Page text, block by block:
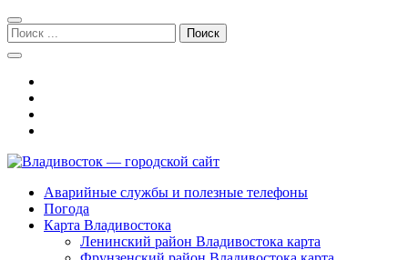
Перейти
к
навигации
Перейти
к
содержимому
Поиск:
Владивосток — городской сайт
Аварийные службы и полезные телефоны
Погода
Карта Владивостока
Ленинский район Владивостока карта